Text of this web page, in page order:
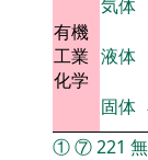
有機
工業
化学
気体
液体
固体
①⑦221